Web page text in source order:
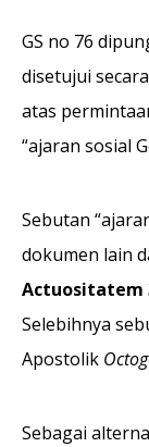
GS no 76
disetujui
atas
“ajaran sosial
Sebutan
dokumen lain
Actuositatem
Selebihnya
Apostolik
Sebagai